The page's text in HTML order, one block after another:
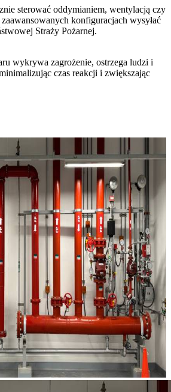
sterować oddymianiem, wentylacją czy
konfiguracjach wysyłać
Straży Pożarnej.
wykrywa zagrożenie, ostrzega ludzi i
czas reakcji i zwiększając